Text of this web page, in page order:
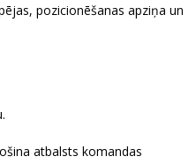
pozicionēšanas apziņa un
atbalsts komandas